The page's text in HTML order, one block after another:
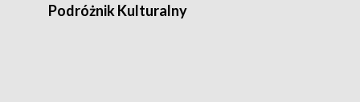
Podróżnik Kulturalny